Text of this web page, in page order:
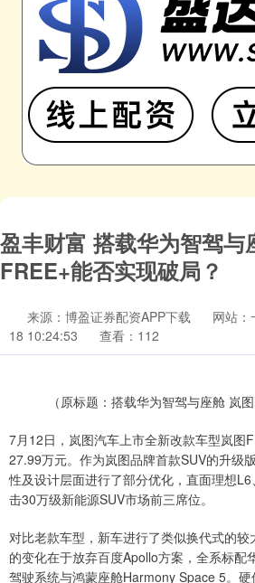
盈丰财富 搭载华为智驾与
FREE+能否实现破局？
来源：博盈证券配资APP下载 网站：
18 10:24:53
查看：112
（原标题：搭载华为智驾与座舱 岚
7月12日，岚图汽车上市全新改款车型岚图
27.99万元。作为岚图品牌首款SUV的升级
性及设计层面进行了部分优化，直面理想
击30万级新能源SUV市场前三席位。
对比老款车型，新车进行了类似换代式的
的变化在于放弃百度Apollo方案，全系标配
驾驶系统与鸿蒙座舱Harmony Space 5。